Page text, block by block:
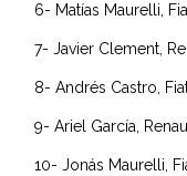
6- Matías Maurelli,
7- Javier Clement,
8- Andrés Castro,
9- Ariel García,
10- Jonás Maurelli,